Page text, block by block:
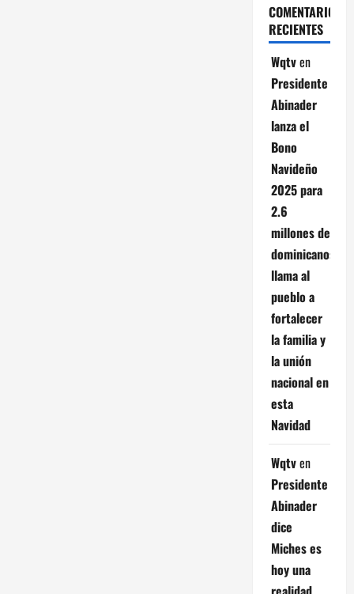
COMENTARIOS
RECIENTES
Wqtven
Presidente
Abinader
lanza el
Bono
Navideño
2025 para
2.6
millones de
dominicanos;
llama al
pueblo a
fortalecer
la familia y
la unión
nacional en
esta
Navidad
Wqtven
Presidente
Abinader
dice
Miches es
hoy una